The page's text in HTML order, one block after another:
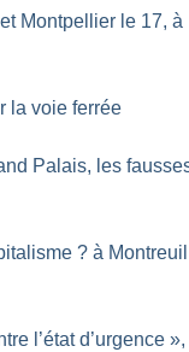
Montpellier le 17, à
la voie ferrée
Palais, les
? à
l’état d’urgence »,